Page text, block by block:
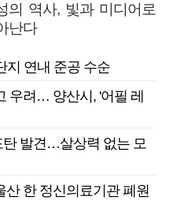
의 역사, 빛과 미디어로
난다
지 연내 준공 수순
우려… 양산시, '어필 레
탄 발견…살상력 없는 모
한 정신의료기관 폐원